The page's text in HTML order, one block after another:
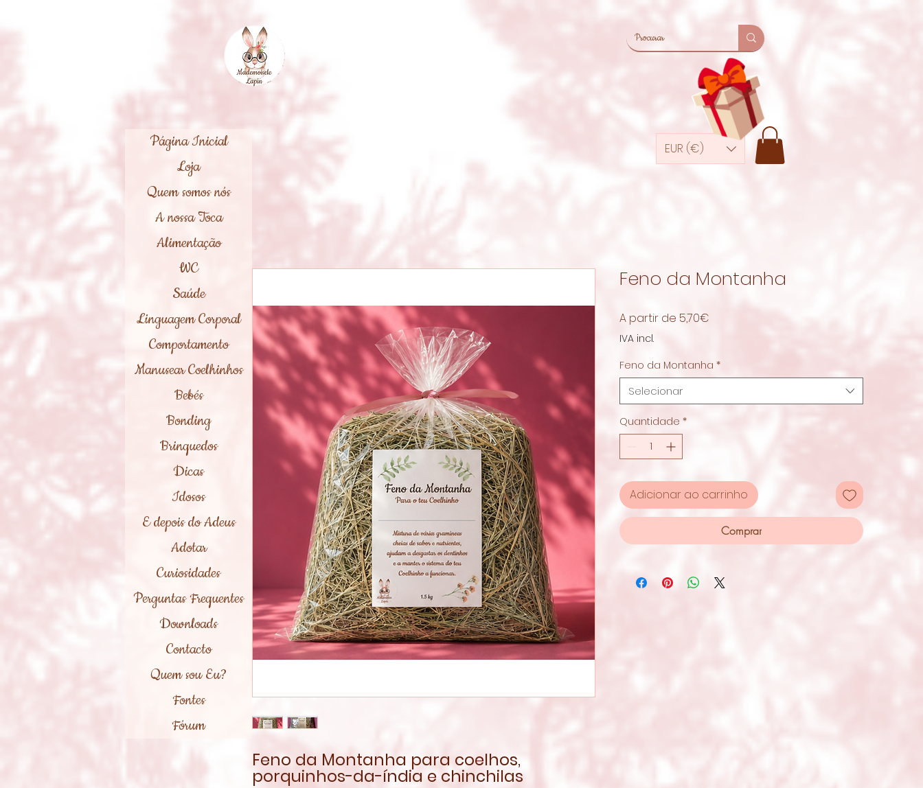
EUR (€)
Feno da Montanha para coelhos,
porquinhos-da-índia e chinchilas
Feno da Montanha
A partir de 5,70€
IVA incl.
Feno da Montanha *
Selecionar
Quantidade *
Adicionar ao carrinho
Comprar
Página Inicial
Loja
Quem somos nós
A nossa Toca
Alimentação
WC
Saúde
Linguagem Corporal
Comportamento
Manusear Coelhinhos
Bebés
Bonding
Brinquedos
Dicas
Idosos
E depois do Adeus
Adotar
Curiosidades
Perguntas Frequentes
Downloads
Contacto
Quem sou Eu?
Fontes
Fórum